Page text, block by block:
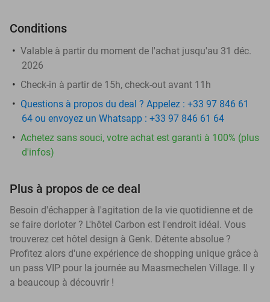
Conditions
Valable à partir du moment de l'achat jusqu'au 31 déc.
2026
Check-in à partir de 15h, check-out avant 11h
Questions à propos du deal ? Appelez : +33 97 846 61
64 ou envoyez un Whatsapp : +33 97 846 61 64
Achetez sans souci, votre achat est garanti à 100% (plus
d'infos)
Plus à propos de ce deal
Besoin d'échapper à l'agitation de la vie quotidienne et de
se faire dorloter ? L'hôtel Carbon est l'endroit idéal. Vous
trouverez cet hôtel design à Genk. Détente absolue ?
Profitez alors d'une expérience de shopping unique grâce à
un pass VIP pour la journée au Maasmechelen Village. Il y
a beaucoup à découvrir !